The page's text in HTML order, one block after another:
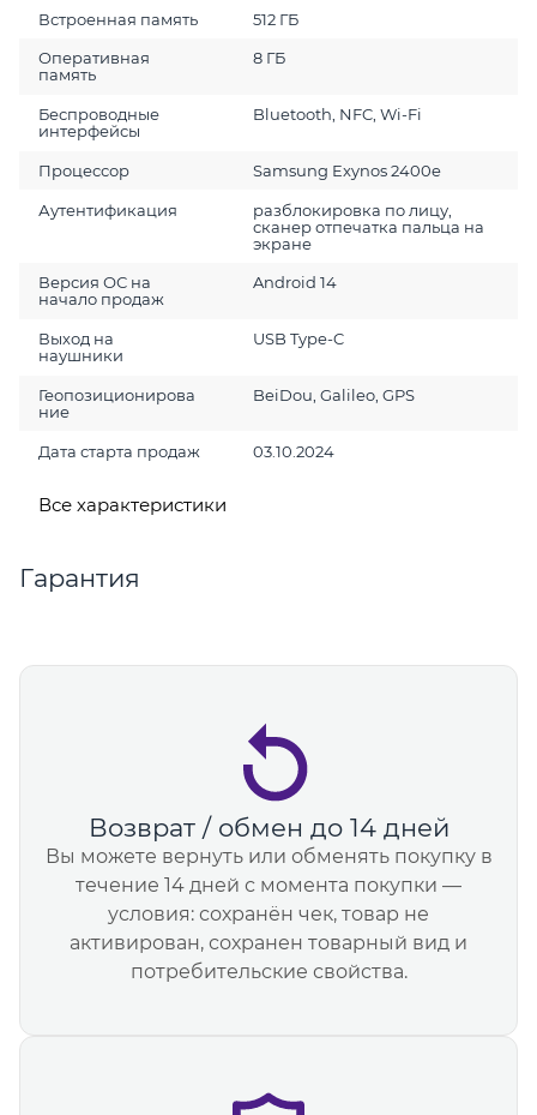
Встроенная память 512 ГБ
Оперативная
память
8 ГБ
Беспроводные
интерфейсы
Bluetooth, NFC, Wi-Fi
Процессор Samsung Exynos 2400e
Аутентификация
разблокировка по лицу,
сканер отпечатка пальца на
экране
Версия ОС на
начало продаж
Android 14
Выход на
наушники
USB Type-C
Геопозиционирова
ние
BeiDou, Galileo, GPS
Дата старта продаж 03.10.2024
Все характеристики
Гарантия
Возврат / обмен до 14 дней
Вы можете вернуть или обменять покупку в
течение 14 дней с момента покупки —
условия: сохранён чек, товар не
активирован, сохранен товарный вид и
потребительские свойства.